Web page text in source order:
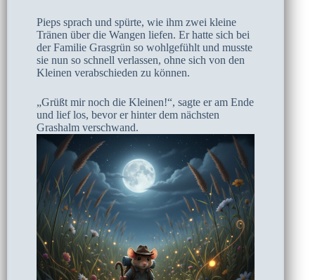
Pieps sprach und spürte, wie ihm zwei kleine
Tränen über die Wangen liefen. Er hatte sich bei
der Familie Grasgrün so wohlgefühlt und musste
sie nun so schnell verlassen, ohne sich von den
Kleinen verabschieden zu können.
„Grüßt mir noch die Kleinen!“, sagte er am Ende
und lief los, bevor er hinter dem nächsten
Grashalm verschwand.